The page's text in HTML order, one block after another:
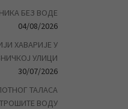
БЕЗ ВОДЕ
04/08/2026
ХАВАРИЈЕ У
УЛИЦИ
30/07/2026
ТАЛАСА
ВОДУ